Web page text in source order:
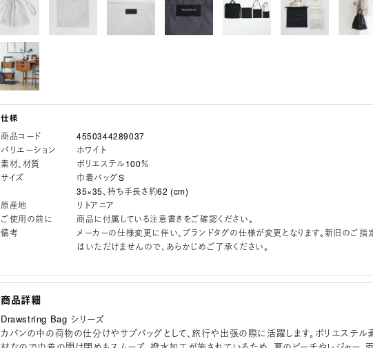
商品コード
4550344289037
バリエーション
ホワイト
素材、材質
ポリエステル100％
サイズ
巾着バッグS
35×35、持ち手長さ約62 (cm)
原産地
リトアニア
ご使用の前に
商品に付属している注意書きをご確認ください。
備考
メーカーの仕様変更に伴い、ブランドタグの仕様が変更となります。新旧のご指
はいただけませんので、あらかじめご了承ください。
商品詳細
Drawstring Bag シリーズ
カバンの中の荷物の仕分けやサブバッグとして、旅行や出張の際に活躍します。ポリエステル